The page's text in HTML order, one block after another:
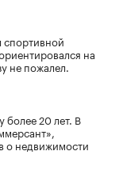
спортивной
на
не пожалел.
20 лет. В
о недвижимости